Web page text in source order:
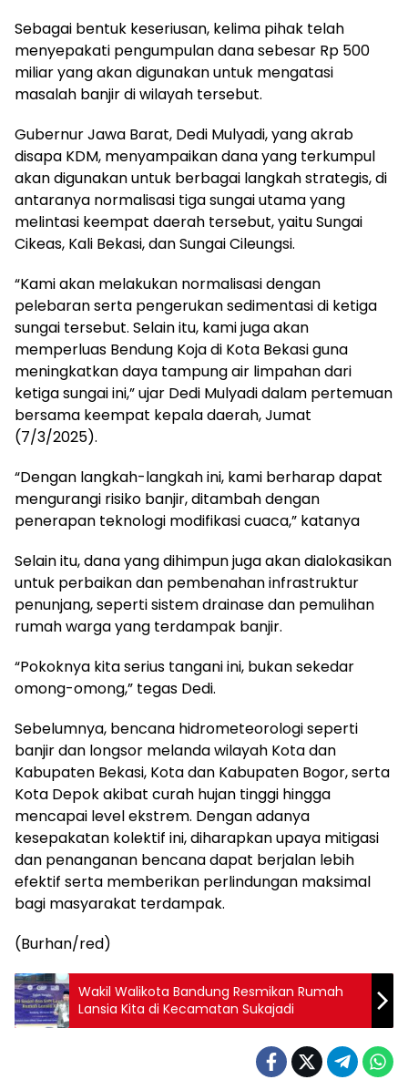
Sebagai bentuk keseriusan, kelima pihak telah
menyepakati pengumpulan dana sebesar Rp 500
miliar yang akan digunakan untuk mengatasi
masalah banjir di wilayah tersebut.
Gubernur Jawa Barat, Dedi Mulyadi, yang akrab
disapa KDM, menyampaikan dana yang terkumpul
akan digunakan untuk berbagai langkah strategis, di
antaranya normalisasi tiga sungai utama yang
melintasi keempat daerah tersebut, yaitu Sungai
Cikeas, Kali Bekasi, dan Sungai Cileungsi.
“Kami akan melakukan normalisasi dengan
pelebaran serta pengerukan sedimentasi di ketiga
sungai tersebut. Selain itu, kami juga akan
memperluas Bendung Koja di Kota Bekasi guna
meningkatkan daya tampung air limpahan dari
ketiga sungai ini,” ujar Dedi Mulyadi dalam pertemuan
bersama keempat kepala daerah, Jumat
(7/3/2025).
“Dengan langkah-langkah ini, kami berharap dapat
mengurangi risiko banjir, ditambah dengan
penerapan teknologi modifikasi cuaca,” katanya
Selain itu, dana yang dihimpun juga akan dialokasikan
untuk perbaikan dan pembenahan infrastruktur
penunjang, seperti sistem drainase dan pemulihan
rumah warga yang terdampak banjir.
“Pokoknya kita serius tangani ini, bukan sekedar
omong-omong,” tegas Dedi.
Sebelumnya, bencana hidrometeorologi seperti
banjir dan longsor melanda wilayah Kota dan
Kabupaten Bekasi, Kota dan Kabupaten Bogor, serta
Kota Depok akibat curah hujan tinggi hingga
mencapai level ekstrem. Dengan adanya
kesepakatan kolektif ini, diharapkan upaya mitigasi
dan penanganan bencana dapat berjalan lebih
efektif serta memberikan perlindungan maksimal
bagi masyarakat terdampak.
(Burhan/red)
Wakil Walikota Bandung Resmikan Rumah
Lansia Kita di Kecamatan Sukajadi